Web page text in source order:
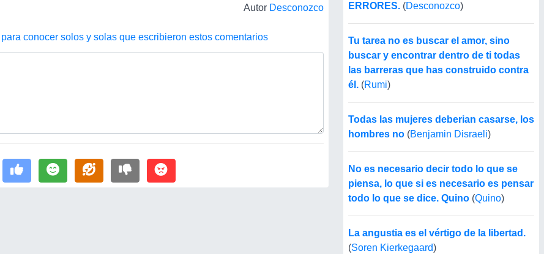
Autor Desconozco
conocer solos y solas que escribieron estos comentarios
ERRORES. (Desconozco)
Tu tarea no es buscar el amor, sino
buscar y encontrar dentro de ti todas
las barreras que has construido contra
él. (Rumi)
Todas las mujeres deberian casarse, los
hombres no (Benjamin Disraeli)
No es necesario decir todo lo que se
piensa, lo que si es necesario es pensar
todo lo que se dice. Quino (Quino)
La angustia es el vértigo de la libertad.
(Soren Kierkegaard)